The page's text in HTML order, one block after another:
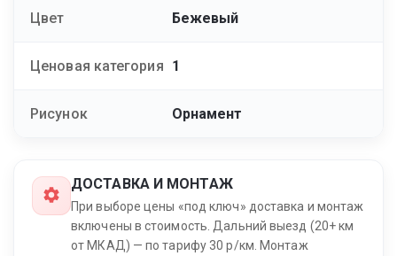
Цвет Бежевый
Ценовая категория 1
Рисунок Орнамент
ДОСТАВКА И МОНТАЖ
При выборе цены «под ключ» доставка и монтаж
включены в стоимость. Дальний выезд (20+ км
от МКАД) — по тарифу 30 р/км. Монтаж